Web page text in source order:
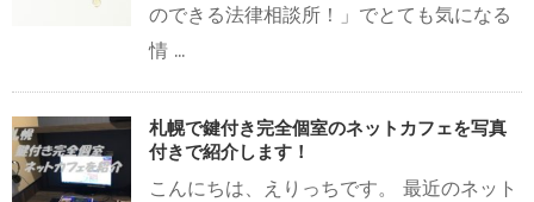
のできる法律相談所！」でとても気になる
情 ...
札幌で鍵付き完全個室のネットカフェを写真
付きで紹介します！
こんにちは、えりっちです。 最近のネット